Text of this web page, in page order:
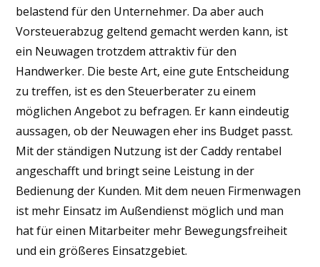
belastend für den Unternehmer. Da aber auch
Vorsteuerabzug geltend gemacht werden kann, ist
ein Neuwagen trotzdem attraktiv für den
Handwerker. Die beste Art, eine gute Entscheidung
zu treffen, ist es den Steuerberater zu einem
möglichen Angebot zu befragen. Er kann eindeutig
aussagen, ob der Neuwagen eher ins Budget passt.
Mit der ständigen Nutzung ist der Caddy rentabel
angeschafft und bringt seine Leistung in der
Bedienung der Kunden. Mit dem neuen Firmenwagen
ist mehr Einsatz im Außendienst möglich und man
hat für einen Mitarbeiter mehr Bewegungsfreiheit
und ein größeres Einsatzgebiet.